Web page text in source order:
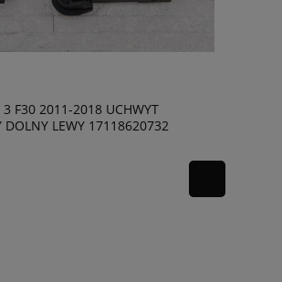
3 F30 2011-2018 UCHWYT
DOLNY LEWY 17118620732